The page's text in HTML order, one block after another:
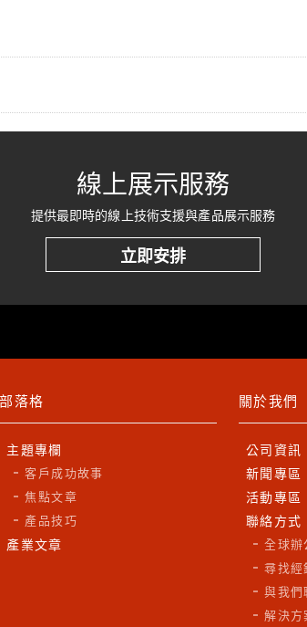
您確認款項是否入帳成功
線上展示服務
提供最即時的線上技術支援與產品展示服務
立即安排
部落格
主題專欄
客戶成功故事
焦點文章
產品技巧
產業文章
關於我們
公司資訊
新聞專區
活動專區
聯絡方式
全球辦
尋找經
與我們
解決方